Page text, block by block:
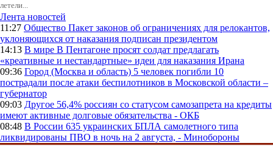
летели...
Лента новостей
11:27 Общество Пакет законов об ограничениях для релокантов,
уклоняющихся от наказания подписан президентом
14:13 В мире В Пентагоне просят солдат предлагать
«креативные и нестандартные» идеи для наказания Ирана
09:36 Город (Москва и область) 5 человек погибли 10
пострадали после атаки беспилотников в Московской области –
губернатор
09:03 Другое 56,4% россиян со статусом самозапрета на кредиты
имеют активные долговые обязательства - ОКБ
08:48 В России 635 украинских БПЛА самолетного типа
ликвидированы ПВО в ночь на 2 августа, - Минобороны